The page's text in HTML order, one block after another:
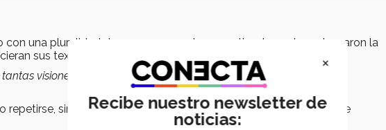
con una pluralidad de voces como algo negativo, los autores tomaron la
sus textos.
visiones como mexicanos se adentren a la historia”
repetirse, sino que se nutrían los unos de los otros, y sobre todo, se
×
Recibe nuestro newsletter de
noticias: